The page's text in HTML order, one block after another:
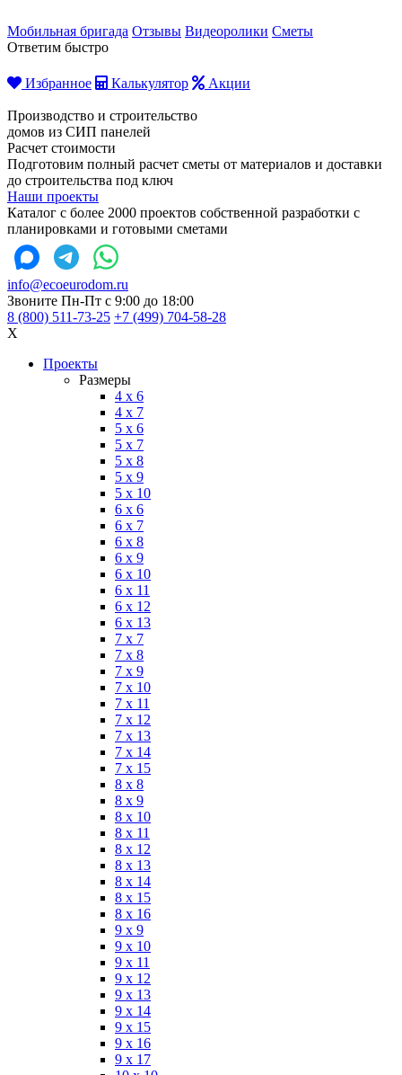
Мобильная бригада Отзывы Видеоролики Сметы
Ответим быстро
Избранное Калькулятор Акции
Производство и строительство
домов из СИП панелей
Расчет стоимости
Подготовим полный расчет сметы от материалов и доставки
до строительства под ключ
Наши проекты
Каталог с более 2000 проектов собственной разработки с
планировками и готовыми сметами
info@ecoeurodom.ru
Звоните Пн-Пт с 9:00 до 18:00
8 (800) 511-73-25 +7 (499) 704-58-28
X
Проекты
Размеры
4 x 6
4 x 7
5 x 6
5 x 7
5 x 8
5 x 9
5 x 10
6 x 6
6 x 7
6 x 8
6 x 9
6 x 10
6 x 11
6 x 12
6 x 13
7 x 7
7 x 8
7 x 9
7 x 10
7 x 11
7 x 12
7 x 13
7 x 14
7 x 15
8 x 8
8 x 9
8 x 10
8 x 11
8 x 12
8 x 13
8 x 14
8 x 15
8 x 16
9 x 9
9 x 10
9 x 11
9 x 12
9 x 13
9 x 14
9 x 15
9 x 16
9 x 17